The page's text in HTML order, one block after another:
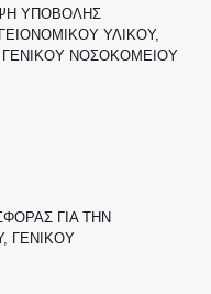
ΥΠΟΒΟΛΗΣ
ΥΛΙΚΟΥ,
ΝΟΣΟΚΟΜΕΙΟΥ
ΓΙΑ ΤΗΝ
ΓΕΝΙΚΟΥ